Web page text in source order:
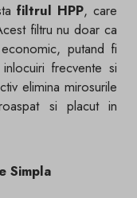
filtrul HPP, care
filtru nu doar ca
putand fi
frecvente si
elimina mirosurile
si placut in
Simpla